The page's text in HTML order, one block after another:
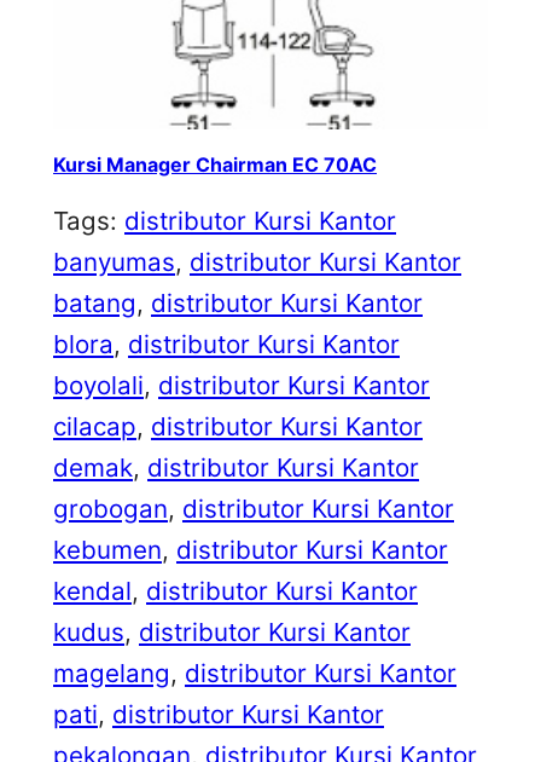
Kursi Manager Chairman EC 70AC
Tags: distributor Kursi Kantor
banyumas, distributor Kursi Kantor
batang, distributor Kursi Kantor
blora, distributor Kursi Kantor
boyolali, distributor Kursi Kantor
cilacap, distributor Kursi Kantor
demak, distributor Kursi Kantor
grobogan, distributor Kursi Kantor
kebumen, distributor Kursi Kantor
kendal, distributor Kursi Kantor
kudus, distributor Kursi Kantor
magelang, distributor Kursi Kantor
pati, distributor Kursi Kantor
pekalongan, distributor Kursi Kantor